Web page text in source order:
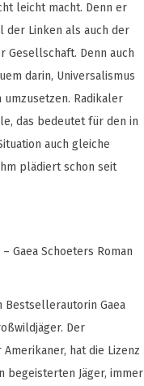
leicht macht. Denn er
Linken als auch der
Gesellschaft. Denn auch
darin, Universalismus
Radikaler
das bedeutet für den in
auch gleiche
plädiert schon seit
Gaea Schoeters Roman
Bestsellerautorin Gaea
Der
hat die Lizenz
begeisterten Jäger, immer